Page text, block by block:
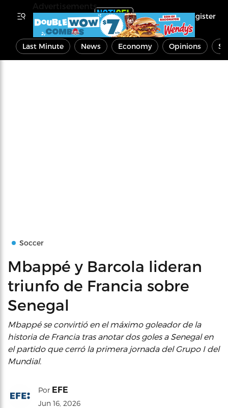
Register
Last Minute News Economy Opinions
Soccer
Mbappé y Barcola lideran
triunfo de Francia sobre
Senegal
Mbappé se convirtió en el máximo goleador de la
historia de Francia tras anotar dos goles a Senegal en
el partido que cerró la primera jornada del Grupo I del
Mundial.
Por EFE
Jun 16, 2026
Advertisements